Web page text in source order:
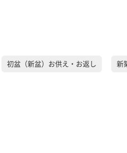
初盆（新盆）お供え・お返し 新